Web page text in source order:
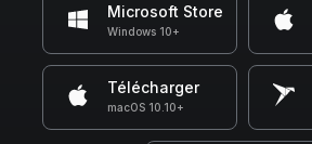
Microsoft Store
Windows 10+
Télécharger
macOS 10.10+